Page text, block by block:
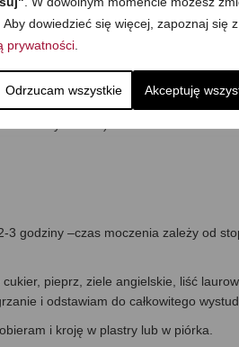
Aby dowiedzieć się więcej, zapoznaj się z
prywatności
Odrzucam wszystkie Akceptuję
ich podania:
z zalewy śledzie)
3 godziny –czas moczenia zależy od
pieprz, ziele angielskie, liść
i odstawiam do całkowitego
i kroję w plastry lub w piórka.